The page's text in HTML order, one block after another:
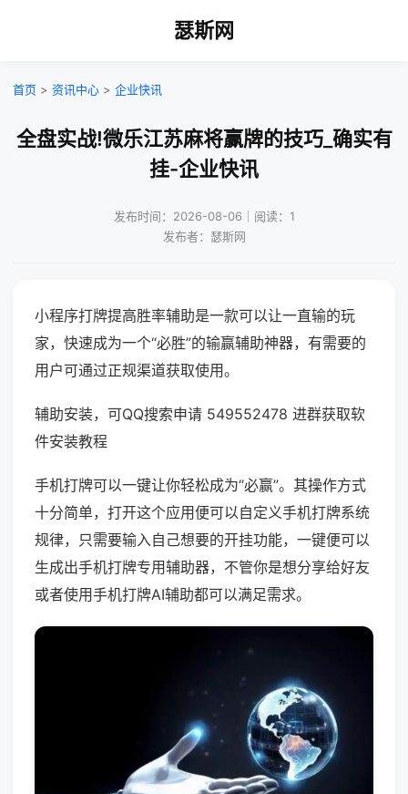
瑟斯网
首页 > 资讯中心 > 企业快讯
全盘实战!微乐江苏麻将赢牌的技巧_确实有
挂-企业快讯
发布时间：2026-08-06｜阅读：1
发布者：瑟斯网
小程序打牌提高胜率辅助是一款可以让一直输的玩
家，快速成为一个“必胜”的输赢辅助神器，有需要的
用户可通过正规渠道获取使用。
辅助安装，可QQ搜索申请 549552478 进群获取软
件安装教程
手机打牌可以一键让你轻松成为“必赢”。其操作方式
十分简单，打开这个应用便可以自定义手机打牌系统
规律，只需要输入自己想要的开挂功能，一键便可以
生成出手机打牌专用辅助器，不管你是想分享给好友
或者使用手机打牌AI辅助都可以满足需求。